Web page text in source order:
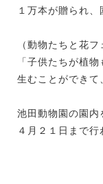
１万本が贈られ、
（動物たちと花
「子供たちが植
生むことができて
池田動物園の園内
４月２１日まで行